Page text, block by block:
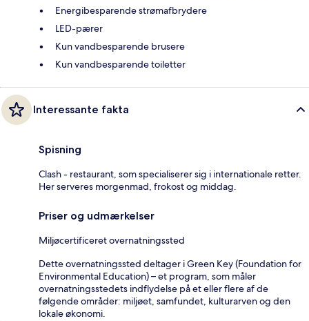
Energibesparende strømafbrydere
LED-pærer
Kun vandbesparende brusere
Kun vandbesparende toiletter
Interessante fakta
Spisning
Clash - restaurant, som specialiserer sig i internationale retter.
Her serveres morgenmad, frokost og middag.
Priser og udmærkelser
Miljøcertificeret overnatningssted
Dette overnatningssted deltager i Green Key (Foundation for
Environmental Education) – et program, som måler
overnatningsstedets indflydelse på et eller flere af de
følgende områder: miljøet, samfundet, kulturarven og den
lokale økonomi.